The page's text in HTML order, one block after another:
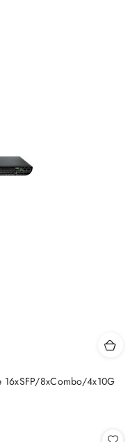
16xSFP/8xCombo/4x10G